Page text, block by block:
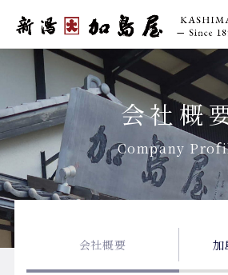
会社概
Company
会社概要 加